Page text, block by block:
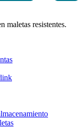
maletas resistentes.